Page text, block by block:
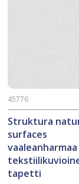
Struktura
surfaces
vaaleanharmaa
tapetti
45776